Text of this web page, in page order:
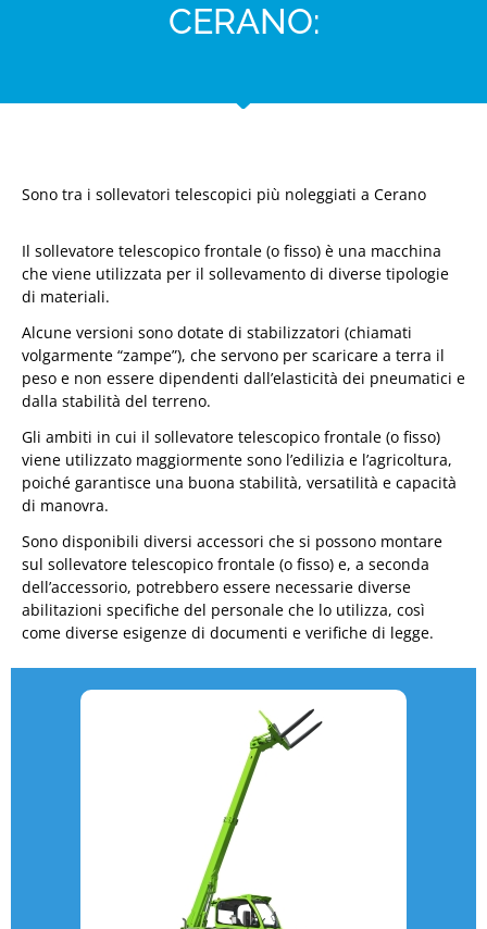
CERANO:
Sono tra i sollevatori telescopici più noleggiati a Cerano
Il sollevatore telescopico frontale (o fisso) è una macchina
che viene utilizzata per il sollevamento di diverse tipologie
di materiali.
Alcune versioni sono dotate di stabilizzatori (chiamati
volgarmente “zampe”), che servono per scaricare a terra il
peso e non essere dipendenti dall’elasticità dei pneumatici e
dalla stabilità del terreno.
Gli ambiti in cui il sollevatore telescopico frontale (o fisso)
viene utilizzato maggiormente sono l’edilizia e l’agricoltura,
poiché garantisce una buona stabilità, versatilità e capacità
di manovra.
Sono disponibili diversi accessori che si possono montare
sul sollevatore telescopico frontale (o fisso) e, a seconda
dell’accessorio, potrebbero essere necessarie diverse
abilitazioni specifiche del personale che lo utilizza, così
come diverse esigenze di documenti e verifiche di legge.